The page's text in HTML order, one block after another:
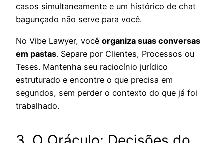
casos simultaneamente e um histórico de chat
bagunçado não serve para você.
No Vibe Lawyer, você organiza suas conversas
em pastas. Separe por Clientes, Processos ou
Teses. Mantenha seu raciocínio jurídico
estruturado e encontre o que precisa em
segundos, sem perder o contexto do que já foi
trabalhado.